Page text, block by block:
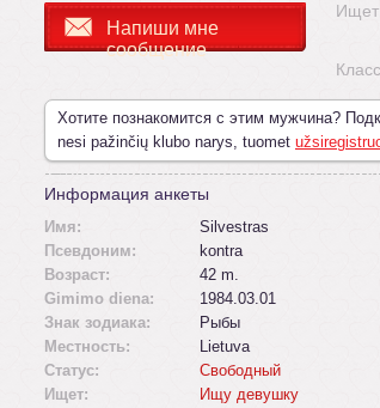
Напиши мне
сообщение
Хотите познакомится с этим мужчина?
nesi pažinčių klubo narys, tuomet
Информация анкеты
Имя:
Silvestras
Псевдоним:
kontra
Возраст:
42 m.
Gimimo diena:
1984.03.01
Знак зодиака:
Рыбы
Местность:
Lietuva
Статус:
Свободный
Ищет:
Ищу девушку